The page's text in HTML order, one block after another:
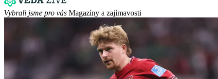
Vybrali jsme pro vás Magazíny a zajímavosti